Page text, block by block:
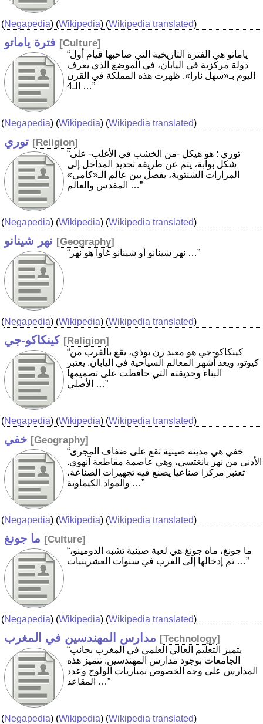
(Negapedia) (Wikipedia) (Wikipedia translated)
فترة ياماتو [Culture]
“ياماتو هي الفترة التاريخية التي صاحبها قيام أول
دولة مركزية في اليابان، في الموضع الذي يعرف
اليوم بـ«سهل نارا». ظهرت هذه المملكة في القرن
الـ4 …”
(Negapedia) (Wikipedia) (Wikipedia translated)
توري [Religion]
“توري : هو هيكل -من الخشب في الأغلب- على
شكل بوابة، يتم عن طريقه تحديد المداخل إلى
المزارات الشنتوية، يفصل بين عالم الـ«كامي»
المقدس والعالم …”
(Negapedia) (Wikipedia) (Wikipedia translated)
نهر شينانو [Geography]
“نهر شينانو أو شينانو غاوا هو نهر …”
(Negapedia) (Wikipedia) (Wikipedia translated)
كينكاكو-جي [Religion]
“كينكاكو-جي هو معبد زن بوذي، يقع بالقرب من
كيوتو، ويعد أشهر المعالم السياحية في اليابان. يعتبر
البناء وحديقته التي حافظت على تصميمها
الأصلي …”
(Negapedia) (Wikipedia) (Wikipedia translated)
خفي [Geography]
“خفي هي مدينة صينية تقع على ضفاف المجرى
الأدنى من نهر يانغتسي، وهي عاصمة مقاطعة آنهوي.
تعتبر مركزا صناعيا يصنع فيه تجهيزات الصناعة،
والمواد الكيماوية …”
(Negapedia) (Wikipedia) (Wikipedia translated)
ما جونغ [Culture]
“ما جونغ، ماه جونغ هي لعبة صينية تشبه الدومينو،
تم إدخالها إلى الغرب في سنوات العشرينيات …”
(Negapedia) (Wikipedia) (Wikipedia translated)
مدارس المهندسين في المغرب [Technology]
“يتميز التعليم العالي العلمي في المغرب بجانب
الجامعات بوجود مدارس المهندسين. تتميز هذه
المدارس على وجه الخصوص بمباريات الولوج وعدد
المقاعد …”
(Negapedia) (Wikipedia) (Wikipedia translated)